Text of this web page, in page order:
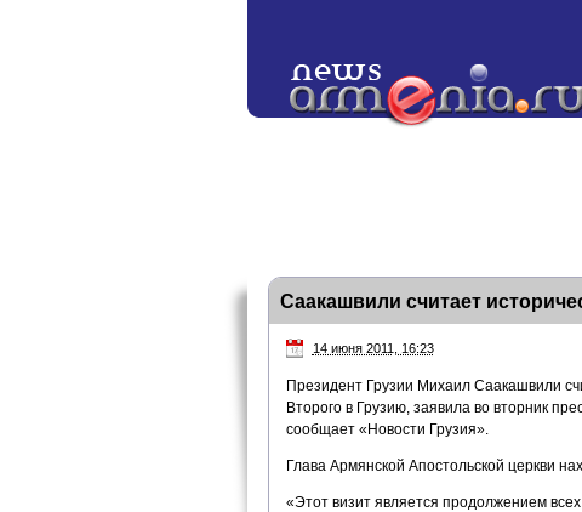
Саакашвили считает
14 июня 2011, 16:23
Президент Грузии Михаил Саакашвили
Второго в Грузию, заявила во вторник
сообщает «Новости Грузия».
Глава Армянской Апостольской церкви
«Этот визит является продолжением